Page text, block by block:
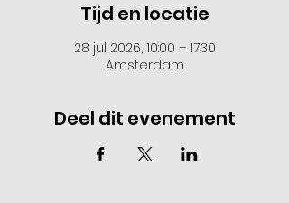
Tijd en locatie
28 jul 2026, 10:00 – 17:30
Amsterdam
Deel dit evenement